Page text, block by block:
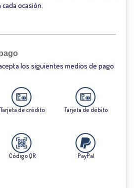
ocasión.
los siguientes medios de pago
Tarjeta de crédito Tarjeta de débito
Código QR PayPal